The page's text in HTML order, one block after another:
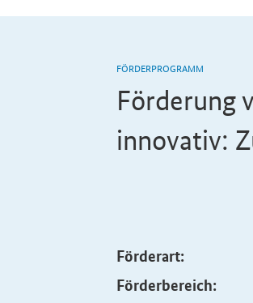
FÖRDERPROGRAMM
Förderung
innovativ:
Förderart:
Förderbereich: